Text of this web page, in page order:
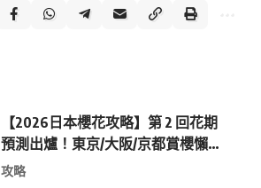
【2026日本櫻花攻略】第 2 回花期
預測出爐！東京/大阪/京都賞櫻懶人
包 (附最新時間表)
攻略